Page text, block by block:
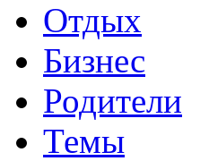
Отдых
Бизнес
Родители
Темы